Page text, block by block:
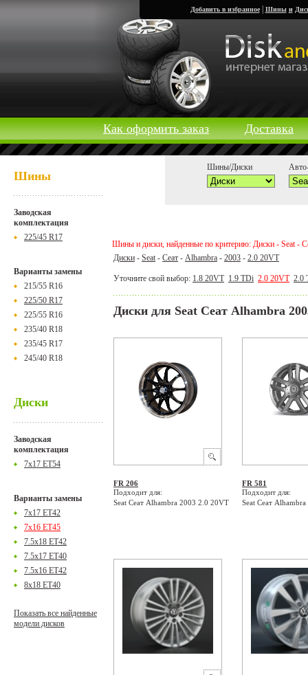
Добавить в избранное| Шины и
Как оформить заказ Доставка
Шины
Заводская
комплектация
225/45 R17
Варианты замены
215/55 R16
225/50 R17
225/55 R16
235/40 R18
235/45 R17
245/40 R18
Диски
Заводская
комплектация
7x17 ET54
Варианты замены
7x17 ET42
7x16 ET45
7.5x18 ET42
7.5x17 ET40
7.5x16 ET42
8x18 ET40
Показать все найденные
модели дисков
Шины/Диски
Шины и диски, найденные по критерию: Диски - Seat -
Диски - Seat - Сеат - Alhambra - 2003 - 2.0 20VT
Уточните свой выбор: 1.8 20VT 1.9 TDi 2.0 20VT 2.0
Диски для Seat Сеат Alhambra
FR 206
Подходит для:
Seat Сеат Alhambra 2003 2.0 20VT
FR 581
Подходит для:
Seat Сеат